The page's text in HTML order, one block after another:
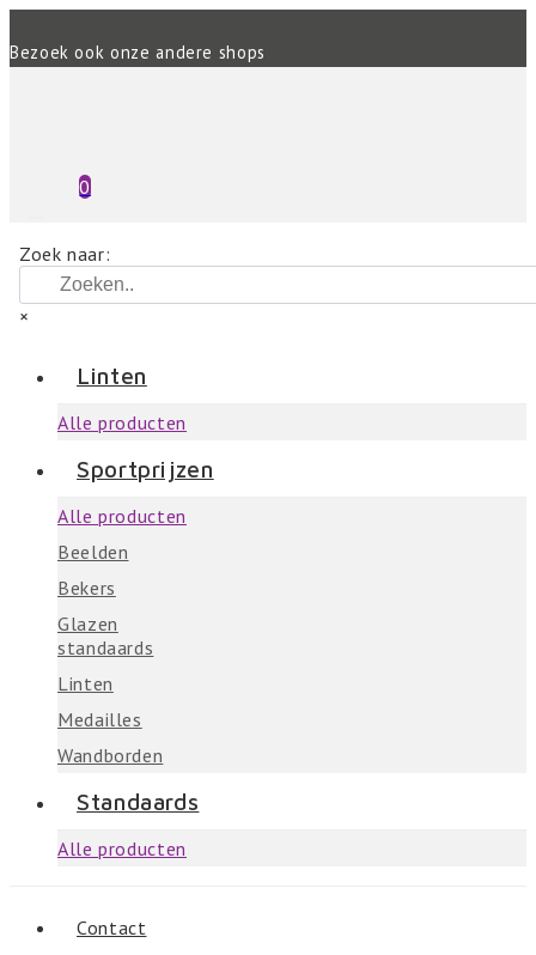
Bezoek ook onze andere shops
0
Zoek naar:
×
Linten
Alle producten
Sportprijzen
Alle producten
Beelden
Bekers
Glazen
standaards
Linten
Medailles
Wandborden
Standaards
Alle producten
Contact